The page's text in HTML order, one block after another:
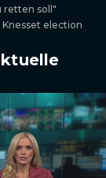
retten soll"
Knesset election